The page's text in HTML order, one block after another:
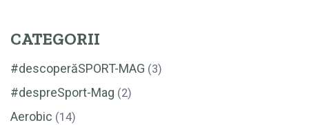
CATEGORII
#descoperăSPORT-MAG (3)
#despreSport-Mag (2)
Aerobic (14)